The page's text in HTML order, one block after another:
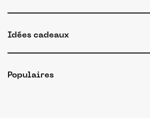
Idées cadeaux
Populaires